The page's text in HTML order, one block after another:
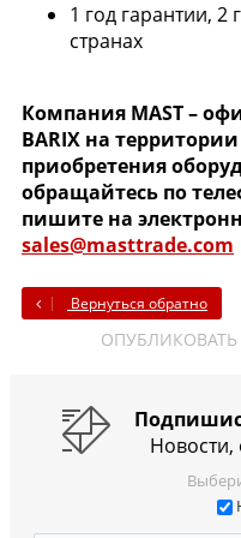
1 год гарантии, 2
странах
Компания MAST –
BARIX на
приобретения
обращайтесь по
пишите на
sales@masttrade.com
Вернуться обратно
ОПУБЛИКОВАТЬ